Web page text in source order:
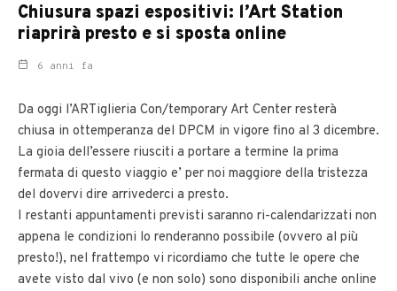
Chiusura spazi espositivi: l’Art Station
riaprirà presto e si sposta online
6 anni fa
Da oggi l’ARTiglieria Con/temporary Art Center resterà
chiusa in ottemperanza del DPCM in vigore fino al 3 dicembre.
La gioia dell’essere riusciti a portare a termine la prima
fermata di questo viaggio e’ per noi maggiore della tristezza
del dovervi dire arrivederci a presto.
I restanti appuntamenti previsti saranno ri-calendarizzati non
appena le condizioni lo renderanno possibile (ovvero al più
presto!), nel frattempo vi ricordiamo che tutte le opere che
avete visto dal vivo (e non solo) sono disponibili anche online